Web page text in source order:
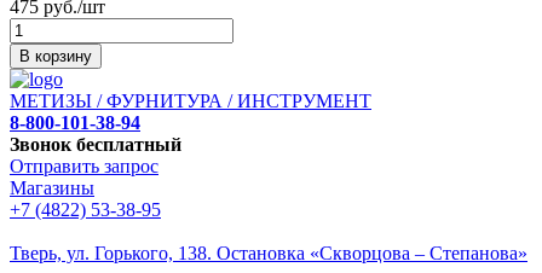
475 руб./шт
В корзину
МЕТИЗЫ / ФУРНИТУРА / ИНСТРУМЕНТ
8-800-101-38-94
Звонок бесплатный
Отправить запрос
Магазины
+7 (4822) 53-38-95
Тверь, ул. Горького, 138. Остановка «Скворцова – Степанова»